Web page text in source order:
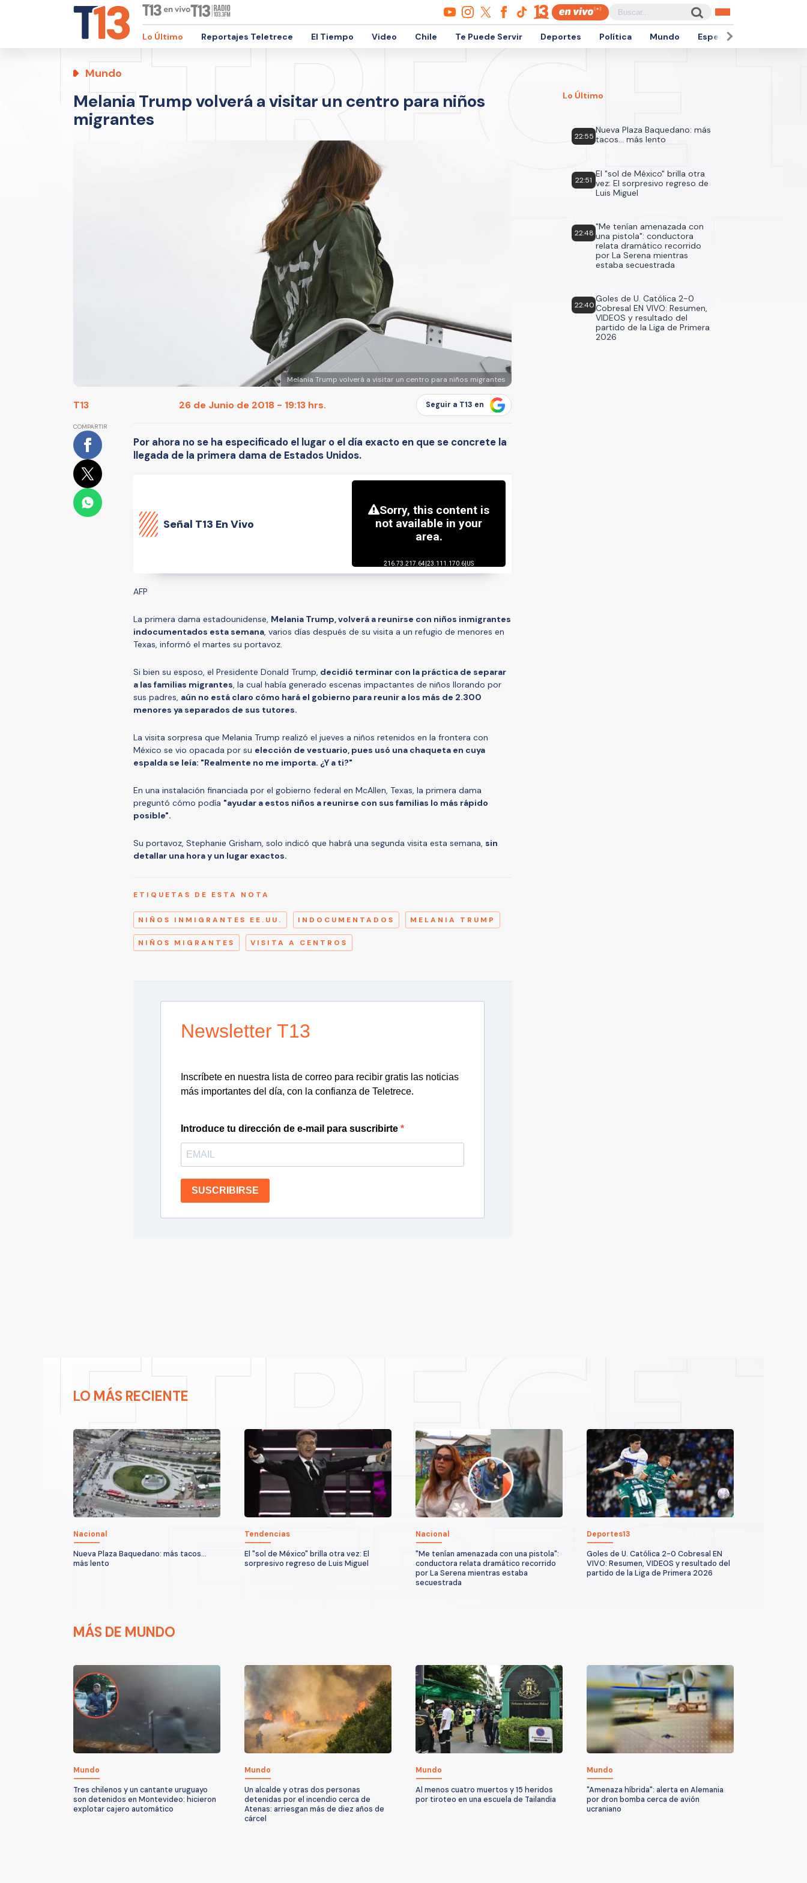
Lo Último Reportajes Teletrece El Tiempo Video Chile Te Puede Servir Deportes Política Mundo Espectáculos
Mundo
Melania Trump volverá a visitar un centro para niños
migrantes
Melania Trump volverá a visitar un centro para niños migrantes
T13 26 de Junio de 2018 - 19:13 hrs. Seguir a T13 en
COMPARTIR
Por ahora no se ha especificado el lugar o el día exacto en que se concrete la
llegada de la primera dama de Estados Unidos.
Señal T13 En Vivo
AFP
La primera dama estadounidense, Melania Trump, volverá a reunirse con niños inmigrantes
indocumentados esta semana, varios días después de su visita a un refugio de menores en
Texas, informó el martes su portavoz.
Si bien su esposo, el Presidente Donald Trump, decidió terminar con la práctica de separar
a las familias migrantes, la cual había generado escenas impactantes de niños llorando por
sus padres, aún no está claro cómo hará el gobierno para reunir a los más de 2.300
menores ya separados de sus tutores.
La visita sorpresa que Melania Trump realizó el jueves a niños retenidos en la frontera con
México se vio opacada por su elección de vestuario, pues usó una chaqueta en cuya
espalda se leía: "Realmente no me importa. ¿Y a ti?"
En una instalación financiada por el gobierno federal en McAllen, Texas, la primera dama
preguntó cómo podía "ayudar a estos niños a reunirse con sus familias lo más rápido
posible".
Su portavoz, Stephanie Grisham, solo indicó que habrá una segunda visita esta semana, sin
detallar una hora y un lugar exactos.
ETIQUETAS DE ESTA NOTA
NIÑOS INMIGRANTES EE.UU. INDOCUMENTADOS MELANIA TRUMP
NIÑOS MIGRANTES VISITA A CENTROS
Newsletter T13
Inscríbete en nuestra lista de correo para recibir gratis las noticias
más importantes del día, con la confianza de Teletrece.
Introduce tu dirección de e-mail para suscribirte
SUSCRIBIRSE
Lo Último
22:55
Nueva Plaza Baquedano: más
tacos... más lento
22:51
El "sol de México" brilla otra
vez: El sorpresivo regreso de
Luis Miguel
22:48
"Me tenían amenazada con
una pistola": conductora
relata dramático recorrido
por La Serena mientras
estaba secuestrada
22:40
Goles de U. Católica 2-0
Cobresal EN VIVO: Resumen,
VIDEOS y resultado del
partido de la Liga de Primera
2026
LO MÁS RECIENTE
Nacional
Nueva Plaza Baquedano: más tacos...
más lento
Tendencias
El "sol de México" brilla otra vez: El
sorpresivo regreso de Luis Miguel
Nacional
"Me tenían amenazada con una pistola":
conductora relata dramático recorrido
por La Serena mientras estaba
secuestrada
Deportes13
Goles de U. Católica 2-0 Cobresal EN
VIVO: Resumen, VIDEOS y resultado del
partido de la Liga de Primera 2026
MÁS DE MUNDO
Mundo
Tres chilenos y un cantante uruguayo
son detenidos en Montevideo: hicieron
explotar cajero automático
Mundo
Un alcalde y otras dos personas
detenidas por el incendio cerca de
Atenas: arriesgan más de diez años de
cárcel
Mundo
Al menos cuatro muertos y 15 heridos
por tiroteo en una escuela de Tailandia
Mundo
"Amenaza híbrida": alerta en Alemania
por dron bomba cerca de avión
ucraniano